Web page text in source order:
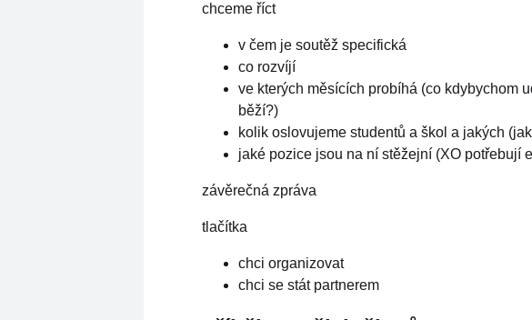
chceme říct
v čem je soutěž specifická
co rozvíjí
ve kterých měsících probíhá (co kdybychom
běží?)
kolik oslovujeme studentů a škol a jakých
jaké pozice jsou na ní stěžejní (XO potřebují
závěrečná zpráva
tlačítka
chci organizovat
chci se stát partnerem